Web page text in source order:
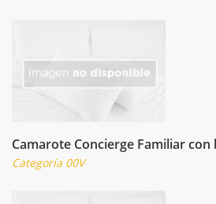
Camarote Concierge Familiar con
Categoría 00V